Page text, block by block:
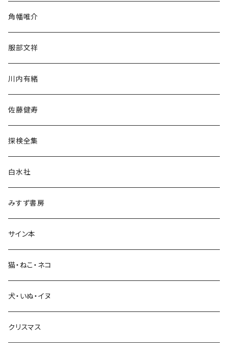
民族・風習
言語・ことば
生活・暮らし
芸術・絵画・写真
角幡唯介
服部文祥
川内有緒
佐藤健寿
探検全集
白水社
みすず書房
サイン本
猫・ねこ・ネコ
犬・いぬ・イヌ
クリスマス